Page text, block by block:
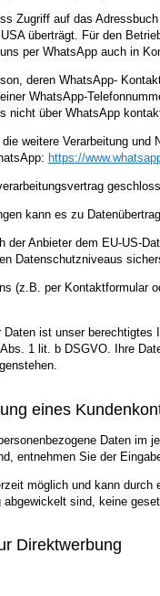
Zugriff auf das
überträgt. Für den
per WhatsApp auch in
deren WhatsApp-
WhatsApp-
nicht über WhatsApp
weitere Verarbeitung
https://
kann es zu
der Anbieter dem EU-US-
Datenschutzniveaus
(z.B. per Kontaktformular
Daten ist unser
1 lit. b DSGVO. Ihre
eines
Daten im
entnehmen Sie der
möglich und kann
sind, keine
Direktwerbung